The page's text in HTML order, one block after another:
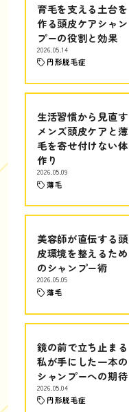
育毛を支える土台を
作る頭皮ケアシャン
プーの役割と効果
2026.05.14
円形脱毛症
生活習慣から見直す
メンズ頭皮ケアと薄
毛を寄せ付けない体
作り
2026.05.09
薄毛
美容師が直伝する頭
皮環境を整えるため
のシャンプー術
2026.05.05
薄毛
鏡の前で立ち止まる
私が手にした一本の
シャンプーへの期待
2026.05.04
円形脱毛症